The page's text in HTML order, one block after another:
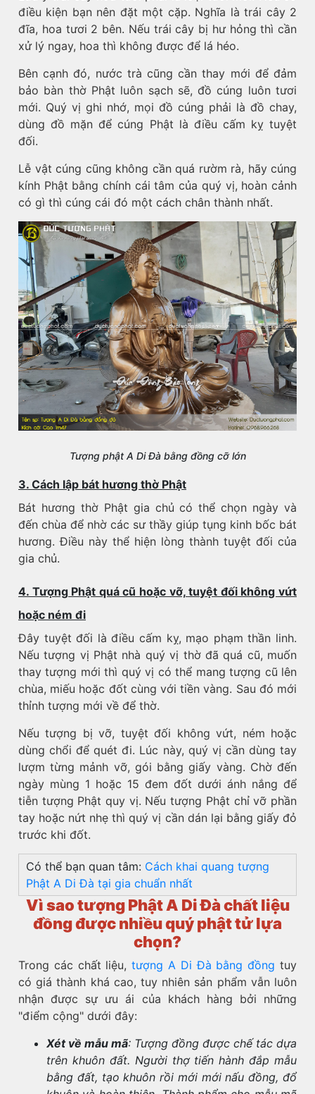
điều kiện bạn nên đặt một cặp. Nghĩa là trái cây 2
đĩa, hoa tươi 2 bên. Nếu trái cây bị hư hỏng thì cần
xử lý ngay, hoa thì không được để lá héo.
Bên cạnh đó, nước trà cũng cần thay mới để đảm
bảo bàn thờ Phật luôn sạch sẽ, đồ cúng luôn tươi
mới. Quý vị ghi nhớ, mọi đồ cúng phải là đồ chay,
dùng đồ mặn để cúng Phật là điều cấm kỵ tuyệt
đối.
Lễ vật cúng cũng không cần quá rườm rà, hãy cúng
kính Phật bằng chính cái tâm của quý vị, hoàn cảnh
có gì thì cúng cái đó một cách chân thành nhất.
Tượng phật A Di Đà bằng đồng cỡ lớn
3. Cách lập bát hương thờ Phật
Bát hương thờ Phật gia chủ có thể chọn ngày và
đến chùa để nhờ các sư thầy giúp tụng kinh bốc bát
hương. Điều này thể hiện lòng thành tuyệt đối của
gia chủ.
4. Tượng Phật quá cũ hoặc vỡ, tuyệt đối không vứt
hoặc ném đi
Đây tuyệt đối là điều cấm kỵ, mạo phạm thần linh.
Nếu tượng vị Phật nhà quý vị thờ đã quá cũ, muốn
thay tượng mới thì quý vị có thể mang tượng cũ lên
chùa, miếu hoặc đốt cùng với tiền vàng. Sau đó mới
thỉnh tượng mới về để thờ.
Nếu tượng bị vỡ, tuyệt đối không vứt, ném hoặc
dùng chổi để quét đi. Lúc này, quý vị cần dùng tay
lượm từng mảnh vỡ, gói bằng giấy vàng. Chờ đến
ngày mùng 1 hoặc 15 đem đốt dưới ánh nắng để
tiễn tượng Phật quy vị. Nếu tượng Phật chỉ vỡ phần
tay hoặc nứt nhẹ thì quý vị cần dán lại bằng giấy đỏ
trước khi đốt.
Có thể bạn quan tâm: Cách khai quang tượng
Phật A Di Đà tại gia chuẩn nhất
Vì sao tượng Phật A Di Đà chất liệu
đồng được nhiều quý phật tử lựa
chọn?
Trong các chất liệu,tượng A Di Đà bằng đồng tuy
có giá thành khá cao, tuy nhiên sản phẩm vẫn luôn
nhận được sự ưu ái của khách hàng bởi những
"điểm cộng" dưới đây:
Xét về mẫu mã: Tượng đồng được chế tác dựa
trên khuôn đất. Người thợ tiến hành đắp mẫu
bằng đất, tạo khuôn rồi mới mới nấu đồng, đổ